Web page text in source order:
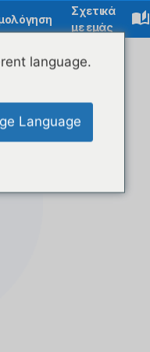
Σχετικά
με εμάς
language.
Language